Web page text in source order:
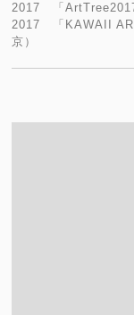
2017 「
2017 「KAWAII
京）